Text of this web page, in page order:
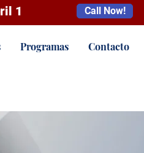
1 Call Now!
Programas Contacto